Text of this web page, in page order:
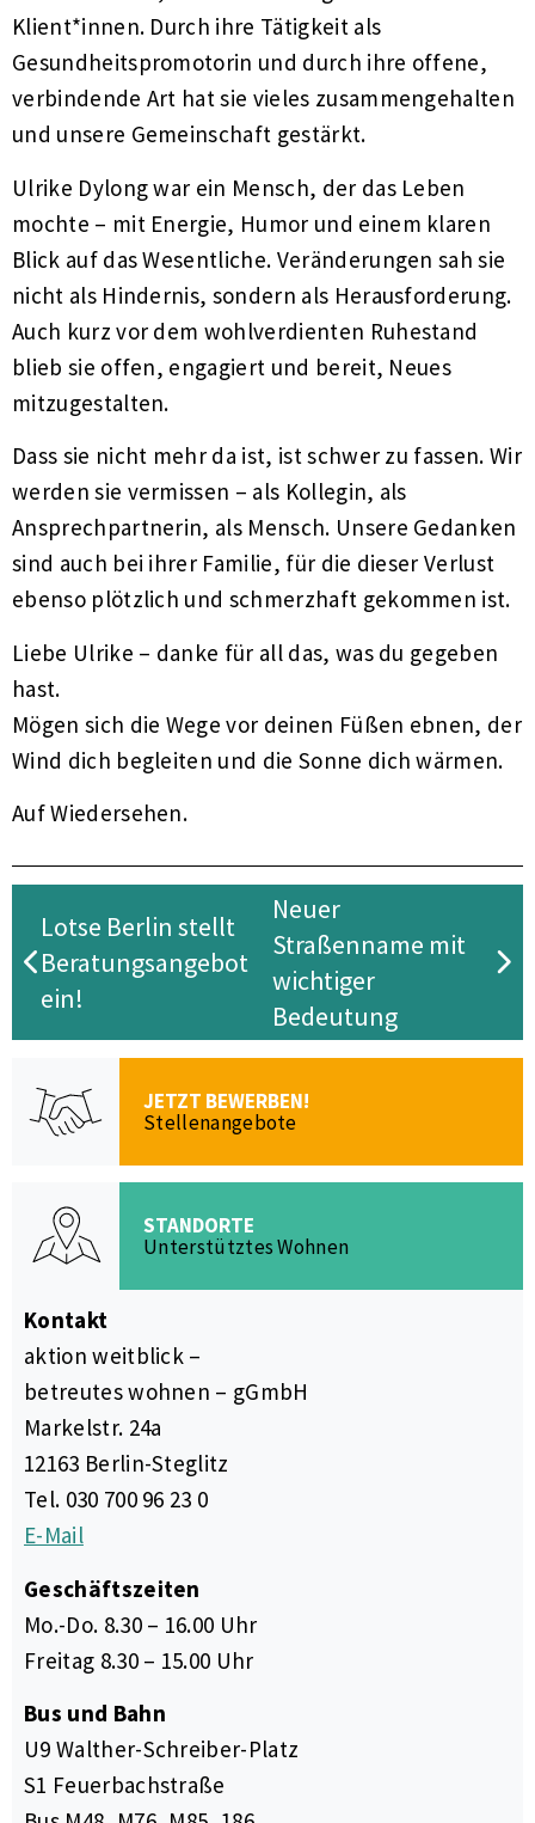
Klient*innen. Durch ihre Tätigkeit als
Gesundheitspromotorin und durch ihre offene,
verbindende Art hat sie vieles zusammengehalten
und unsere Gemeinschaft gestärkt.
Ulrike Dylong war ein Mensch, der das Leben
mochte – mit Energie, Humor und einem klaren
Blick auf das Wesentliche. Veränderungen sah sie
nicht als Hindernis, sondern als Herausforderung.
Auch kurz vor dem wohlverdienten Ruhestand
blieb sie offen, engagiert und bereit, Neues
mitzugestalten.
Dass sie nicht mehr da ist, ist schwer zu fassen. Wir
werden sie vermissen – als Kollegin, als
Ansprechpartnerin, als Mensch. Unsere Gedanken
sind auch bei ihrer Familie, für die dieser Verlust
ebenso plötzlich und schmerzhaft gekommen ist.
Liebe Ulrike – danke für all das, was du gegeben
hast.
Mögen sich die Wege vor deinen Füßen ebnen, der
Wind dich begleiten und die Sonne dich wärmen.
Auf Wiedersehen.
Lotse Berlin stellt
Beratungsangebot
ein!
Neuer
Straßenname mit
wichtiger
Bedeutung
JETZT BEWERBEN!
Stellenangebote
STANDORTE
Unterstütztes Wohnen
Kontakt
aktion weitblick –
betreutes wohnen – gGmbH
Markelstr. 24a
12163 Berlin-Steglitz
Tel. 030 700 96 23 0
E-Mail
Geschäftszeiten
Mo.-Do. 8.30 – 16.00 Uhr
Freitag 8.30 – 15.00 Uhr
Bus und Bahn
U9 Walther-Schreiber-Platz
S1 Feuerbachstraße